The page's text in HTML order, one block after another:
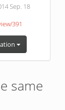
Sep. 18
391
same